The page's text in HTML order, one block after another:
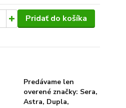
Pridať do košíka
Predávame len
overené značky: Sera,
Astra, Dupla,